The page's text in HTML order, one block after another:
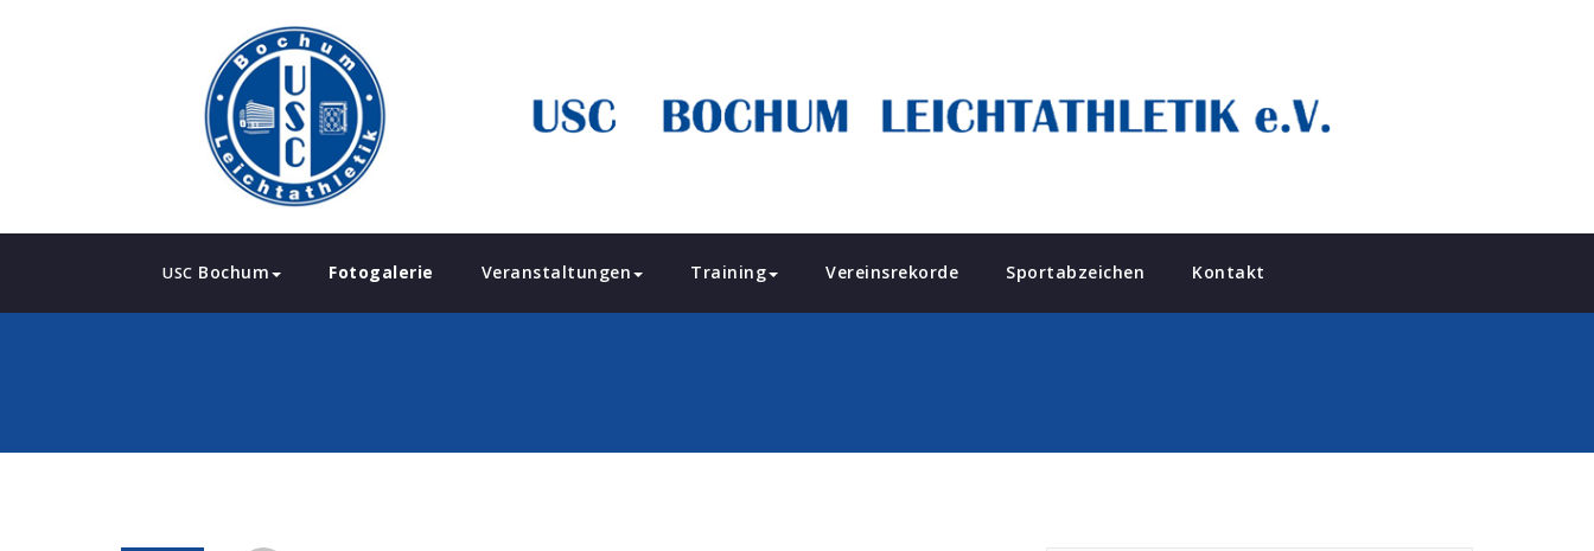
USC Bochum Fotogalerie Veranstaltungen Training Vereinsrekorde Sportabzeichen Kontakt